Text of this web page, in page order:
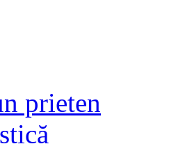
prieten